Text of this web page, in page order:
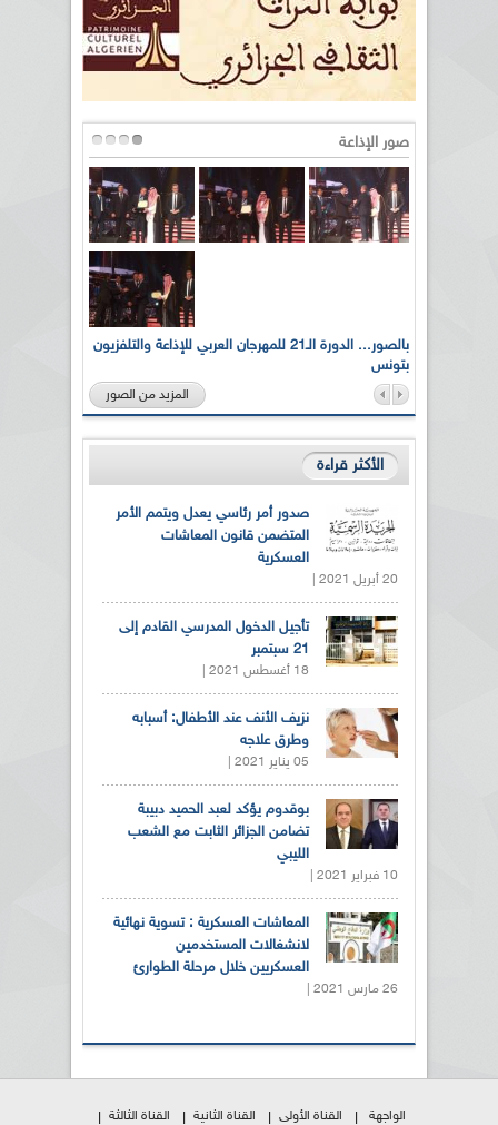
صور الإذاعة
بالصور... الدورة الـ21 للمهرجان العربي للإذاعة والتلفزيون
بتونس
المزيد من الصور
الأكثر قراءة
صدور أمر رئاسي يعدل ويتمم الأمر
المتضمن قانون المعاشات
العسكرية
20 أبريل 2021 |
تأجيل الدخول المدرسي القادم إلى
21 سبتمبر
18 أغسطس 2021 |
نزيف الأنف عند الأطفال: أسبابه
وطرق علاجه
05 يناير 2021 |
بوقدوم يؤكد لعبد الحميد دبيبة
تضامن الجزائر الثابت مع الشعب
الليبي
10 فبراير 2021 |
المعاشات العسكرية : تسوية نهائية
لانشغالات المستخدمين
العسكريين خلال مرحلة الطوارئ
26 مارس 2021 |
الواجهة القناة الأولى القناة الثانية القناة الثالثة